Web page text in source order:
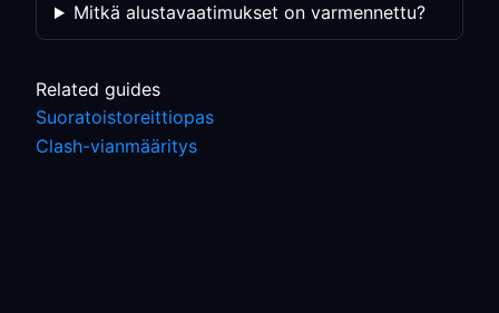
Mitkä alustavaatimukset on varmennettu?
Related guides
Suoratoistoreittiopas
Clash-vianmääritys